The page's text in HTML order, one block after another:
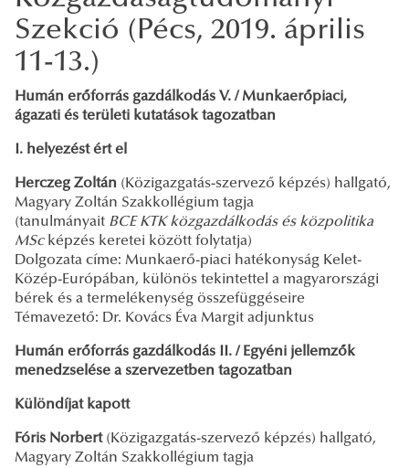
Szekció (Pécs, 2019. április
11-13.)
Humán erőforrás gazdálkodás V. / Munkaerőpiaci,
ágazati és területi kutatások tagozatban
I. helyezést ért el
Herczeg Zoltán (Közigazgatás-szervező képzés) hallgató,
Magyary Zoltán Szakkollégium tagja
(tanulmányait BCE KTK közgazdálkodás és közpolitika
MScképzés keretei között folytatja)
Dolgozata címe: Munkaerő-piaci hatékonyság Kelet-
Közép-Európában, különös tekintettel a magyarországi
bérek és a termelékenység összefüggéseire
Témavezető: Dr. Kovács Éva Margit adjunktus
Humán erőforrás gazdálkodás II. / Egyéni jellemzők
menedzselése a szervezetben tagozatban
Különdíjat kapott
Fóris Norbert (Közigazgatás-szervező képzés) hallgató,
Magyary Zoltán Szakkollégium tagja